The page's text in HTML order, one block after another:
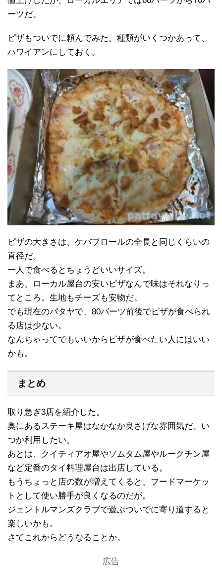
ーツだ。
ピザもついでに頼んでみた。種類がいくつかあって、
ハワイアンにしておく。
ピザの大きさは、ケバブロールの全長と同じくらいの
直径だ。
一人で食べるとちょうどいいサイズ。
まあ、ローカル屋台の安いピザなんで味はそれなりっ
てところ。生地もチーズも安物だ。
でも現在のパタヤで、80バーツ前後でピザが食べられ
る店は少ない。
なんちゃってでもいいからピザが食べたい人にはいい
かも。
まとめ
取り急ぎ3店を紹介した。
奥にあるステーキ屋はなかなか良さげな雰囲気だ。い
つか利用したい。
あとは、クイティアオ屋やソムタム屋やルークチン屋
など定番のタイ料理屋台は出店している。
もうちょっと店の数が増えてくると、フードマーケッ
トとして使い勝手が良くなるのだが。
ジェントルマンズクラブで遊ぶついでに寄り道すると
楽しいかも。
さてこれからどうなることか。
広告